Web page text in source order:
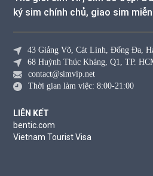
ký sim chính chủ, giao sim
43 Giảng Võ, Cát Linh, Đống Đa,
68 Huỳnh Thúc Kháng, Q1, TP.
contact@simvip.net
Thời gian làm việc: 8:00-21:00
LIÊN KẾT
bentic.com
Vietnam Tourist Visa